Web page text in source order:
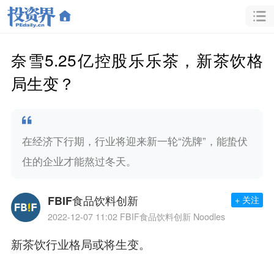
奈雪5.25亿控股乐乐茶，新茶饮格
局生变？
在经济下行期，行业将迎来新一轮“洗牌”，能蛰伏
住的企业才能熬过冬天。
FBIF食品饮料创新
2022-12-07 11:02 FBIF食品饮料创新 Noodles
+ 关注
新茶饮行业格局或将生变。